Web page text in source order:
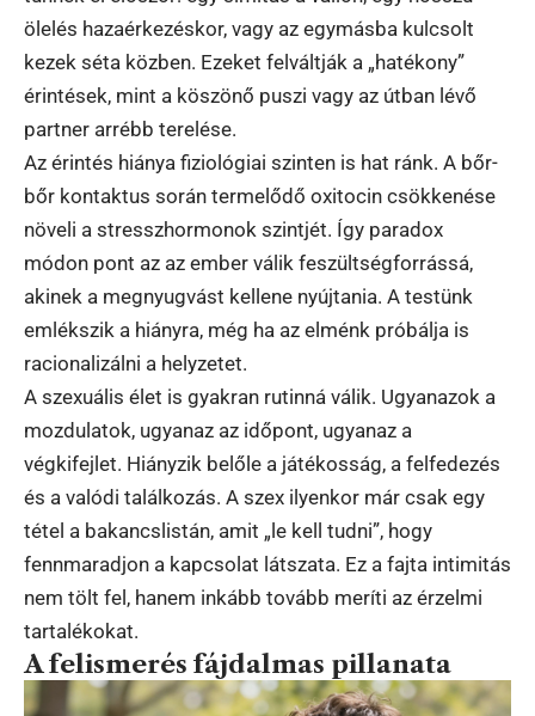
ölelés hazaérkezéskor, vagy az egymásba kulcsolt
kezek séta közben. Ezeket felváltják a „hatékony”
érintések, mint a köszönő puszi vagy az útban lévő
partner arrébb terelése.
Az érintés hiánya fiziológiai szinten is hat ránk. A bőr-
bőr kontaktus során termelődő oxitocin csökkenése
növeli a stresszhormonok szintjét. Így paradox
módon pont az az ember válik feszültségforrássá,
akinek a megnyugvást kellene nyújtania. A testünk
emlékszik a hiányra, még ha az elménk próbálja is
racionalizálni a helyzetet.
A szexuális élet is gyakran rutinná válik. Ugyanazok a
mozdulatok, ugyanaz az időpont, ugyanaz a
végkifejlet. Hiányzik belőle a játékosság, a felfedezés
és a valódi találkozás. A szex ilyenkor már csak egy
tétel a bakancslistán, amit „le kell tudni”, hogy
fennmaradjon a kapcsolat látszata. Ez a fajta intimitás
nem tölt fel, hanem inkább tovább meríti az érzelmi
tartalékokat.
A felismerés fájdalmas pillanata